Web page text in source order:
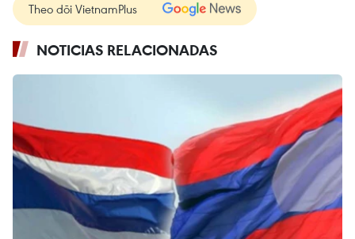
Theo dõi VietnamPlus
NOTICIAS RELACIONADAS